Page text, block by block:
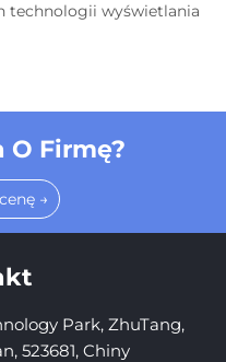
technologii wyświetlania
O Firmę?
→
Park, ZhuTang,
523681, Chiny